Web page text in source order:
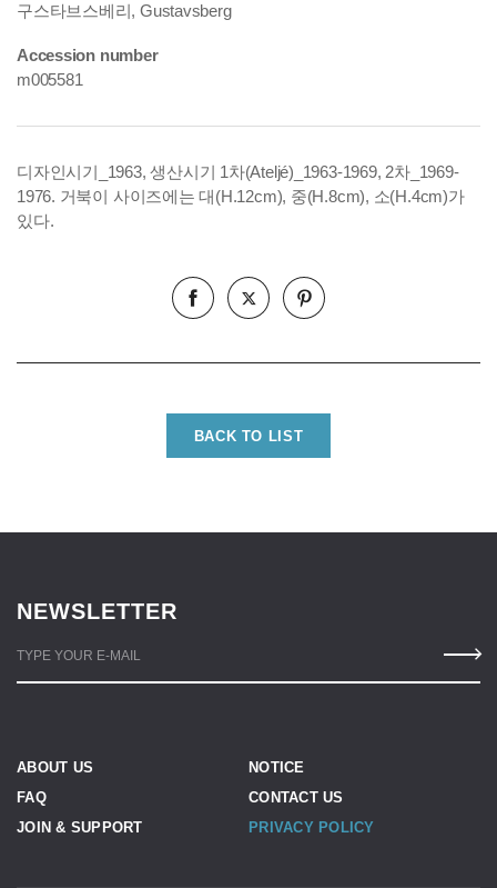
구스타브스베리, Gustavsberg
Accession number
m005581
디자인시기_1963, 생산시기 1차(Ateljé)_1963-1969, 2차_1969-
1976. 거북이 사이즈에는 대(H.12cm), 중(H.8cm), 소(H.4cm)가
있다.
BACK TO LIST
NEWSLETTER
TYPE YOUR E-MAIL
ABOUT US
NOTICE
FAQ
CONTACT US
JOIN & SUPPORT
PRIVACY POLICY